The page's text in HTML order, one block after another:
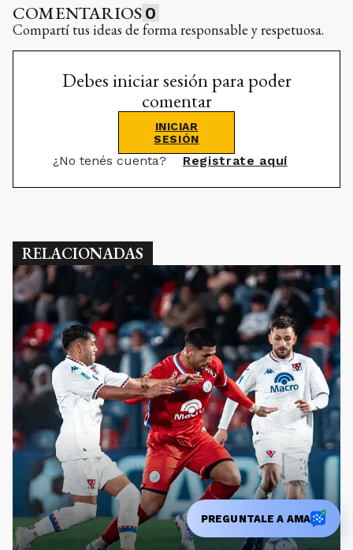
COMENTARIOS 0
Compartí tus ideas de forma responsable y respetuosa.
Debes iniciar sesión para poder
comentar
INICIAR
SESIÓN
¿No tenés cuenta? Registrate aquí
RELACIONADAS
PREGUNTALE A AMA